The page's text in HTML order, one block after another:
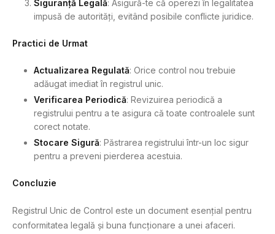
Siguranță Legală: Asigură-te că operezi în legalitatea
impusă de autorități, evitând posibile conflicte juridice.
Practici de Urmat
Actualizarea Regulată: Orice control nou trebuie
adăugat imediat în registrul unic.
Verificarea Periodică: Revizuirea periodică a
registrului pentru a te asigura că toate controalele sunt
corect notate.
Stocare Sigură: Păstrarea registrului într-un loc sigur
pentru a preveni pierderea acestuia.
Concluzie
Registrul Unic de Control este un document esențial pentru
conformitatea legală și buna funcționare a unei afaceri.